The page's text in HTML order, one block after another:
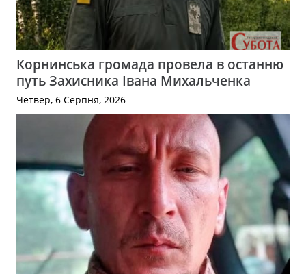
Корнинська громада провела в останню
путь Захисника Івана Михальченка
Четвер, 6 Серпня, 2026